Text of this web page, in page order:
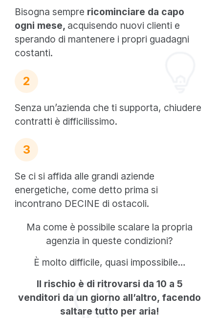
Bisogna sempre ricominciare da capo
ogni mese, acquisendo nuovi clienti e
sperando di mantenere i propri guadagni
costanti.
2
Senza un’azienda che ti supporta, chiudere
contratti è difficilissimo.
3
Se ci si affida alle grandi aziende
energetiche, come detto prima si
incontrano DECINE di ostacoli.
Ma come è possibile scalare la propria
agenzia in queste condizioni?
È molto difficile, quasi impossibile…
Il rischio è di ritrovarsi da 10 a 5
venditori da un giorno all’altro, facendo
saltare tutto per aria!